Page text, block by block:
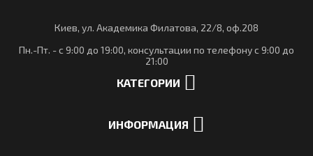
Киев, ул. Академика Филатова, 22/8, оф.208
Пн.-Пт. - с 9:00 до 19:00, консультации по телефону с 9:00 до
21:00
КАТЕГОРИИ
ИНФОРМАЦИЯ